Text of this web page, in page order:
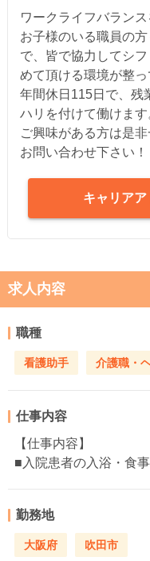
ワークライフバラン
お子様のいる職員の
で、皆で協力してシ
めて頂ける環境が整
年間休日115日で、残
ハリを付けて働けます
ご興味がある方は是
お問い合わせ下さい！
キャリア
求人内容
職種
看護助手 介護職・
仕事内容
【仕事内容】
■入院患者の入浴・食
勤務地
大阪府 吹田市